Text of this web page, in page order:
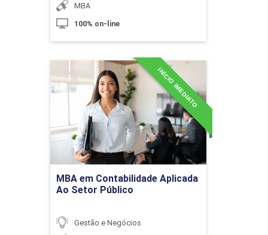
Precificação de Produtos e Serviços
10h
Custo da Mercadoria Vendida (C.M.V.),
10h
MBA
100% on-line
MBA em Contabilidade Aplicada
Ao Setor Público
INÍCIO IMEDIATO
Gestão e Negócios
MBA em Contabilidade
Aplicada Ao Setor Público
Detalhes do curso
Ir para Inscrição